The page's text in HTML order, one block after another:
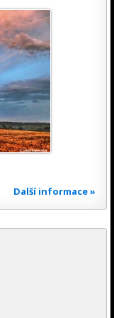
Další informace »